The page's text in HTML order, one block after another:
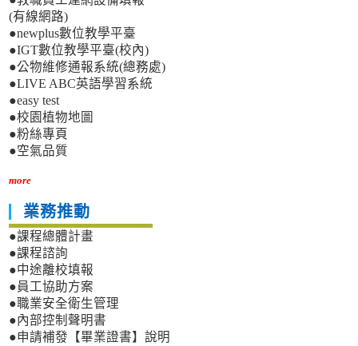
(有線網路)
●newplus數位教學平臺
●IGT數位教學平臺(校內)
●公物維修通報系統(總務處)
●LIVE ABC英語學習系統
●easy test
●校園植物地圖
●粉絲專頁
●空氣品質
more
業務推動
●課程總體計畫
●課程諮詢
●中途離校填報
●員工協助方案
●職業安全衛生管理
●內部控制聲明書
●申請補發【畢業證書】說明